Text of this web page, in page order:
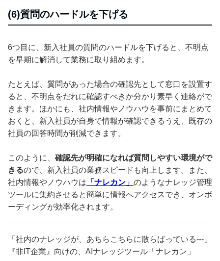
(6)質問のハードルを下げる
6つ目に、新入社員の質問のハードルを下げると、不明点
を早期に解消して業務に取り組めます。
たとえば、質問があった場合の確認先として窓口を設置す
ると、不明点をだれに確認すべきか分かり素早く連絡がで
きます。ほかにも、社内情報やノウハウを事前にまとめて
おくと、新入社員が自身で情報が確認できるうえ、既存の
社員の回答時間が削減できます。
このように、 確認先が明確になれば質問しやすい環境がで
きるので、新入社員の業務スピードも向上します。また、
社内情報やノウハウは 「ナレカン」 のようなナレッジ管理
ツールに集約させると簡単に情報へアクセスでき、オンボ
ーディングが効率化されます。
「社内のナレッジが、あちらこちらに散らばっている---」
『非IT企業』向けの、AIナレッジツール「ナレカン」